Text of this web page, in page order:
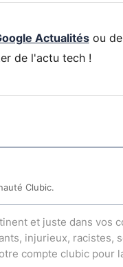
Actualitésou de
de l'actu tech !
Clubic.